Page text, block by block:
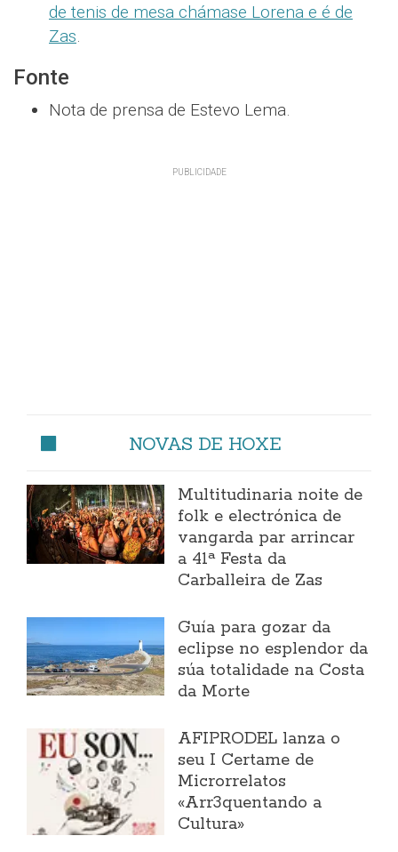
de tenis de mesa chámase Lorena e é de
Zas
Fonte
Nota de prensa de Estevo Lema.
NOVAS DE HOXE
Multitudinaria noite de
folk e electrónica de
vangarda par arrincar
a 41ª Festa da
Carballeira de Zas
Guía para gozar da
eclipse no esplendor da
súa totalidade na Costa
da Morte
AFIPRODEL lanza o
seu I Certame de
Microrrelatos
«Arr3quentando a
Cultura»